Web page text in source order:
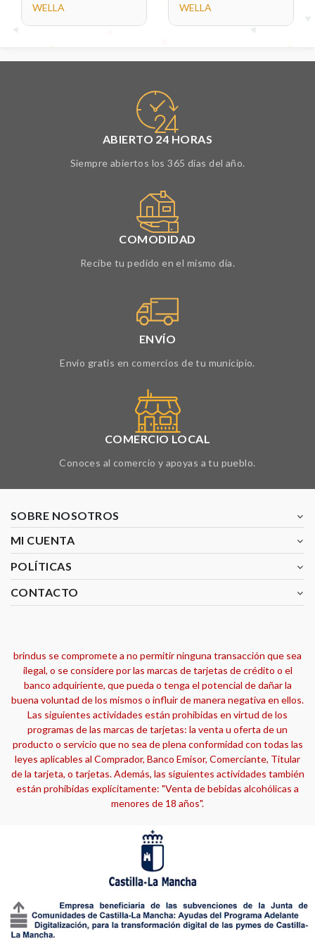
WELLA WELLA
ABIERTO 24 HORAS
Siempre abiertos los 365 días del año.
COMODIDAD
Recibe tu pedido en el mismo día.
ENVÍO
Envío gratis en comercios de tu municipio.
COMERCIO LOCAL
Conoces al comercio y apoyas a tu pueblo.
SOBRE NOSOTROS
MI CUENTA
POLÍTICAS
CONTACTO
brindus se compromete a no permitir ninguna transacción que sea
ilegal, o se considere por las marcas de tarjetas de crédito o el
banco adquiriente, que pueda o tenga el potencial de dañar la
buena voluntad de los mismos o influir de manera negativa en ellos.
Las siguientes actividades están prohibidas en virtud de los
programas de las marcas de tarjetas: la venta u oferta de un
producto o servicio que no sea de plena conformidad con todas las
leyes aplicables al Comprador, Banco Emisor, Comerciante, Titular
de la tarjeta, o tarjetas. Además, las siguientes actividades también
están prohibidas explícitamente: "Venta de bebidas alcohólicas a
menores de 18 años".